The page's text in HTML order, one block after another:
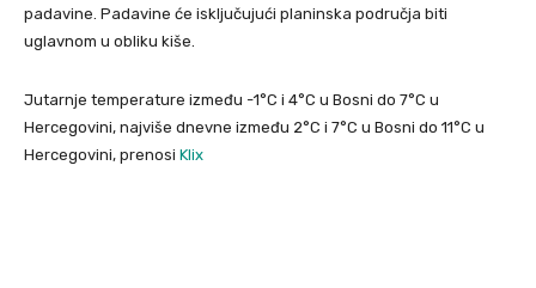
padavine. Padavine će isključujući planinska područja biti
uglavnom u obliku kiše.
Jutarnje temperature između -1°C i 4°C u Bosni do 7°C u
Hercegovini, najviše dnevne između 2°C i 7°C u Bosni do 11°C u
Hercegovini, prenosi Klix